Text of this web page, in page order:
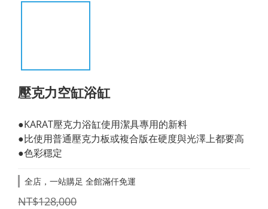
壓克力空缸浴缸
●KARAT壓克力浴缸使用潔具專用的新料
●比使用普通壓克力板或複合版在硬度與光澤上都要高
●色彩穩定
全店，一站購足 全館滿仟免運
NT$128,000